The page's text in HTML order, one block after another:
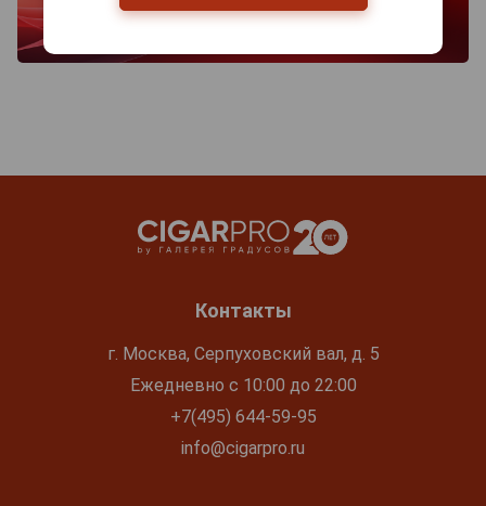
Контакты
г. Москва, Серпуховский вал, д. 5
Ежедневно с 10:00 до 22:00
+7(495) 644-59-95
info@cigarpro.ru